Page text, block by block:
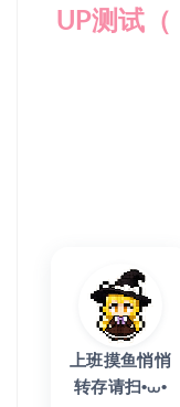
UP测试（
上班摸鱼悄悄
转存请扫•⩊•